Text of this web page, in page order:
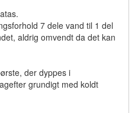
7 dele vand til 1 del
aldrig omvendt da det kan
der dyppes i
grundigt med koldt